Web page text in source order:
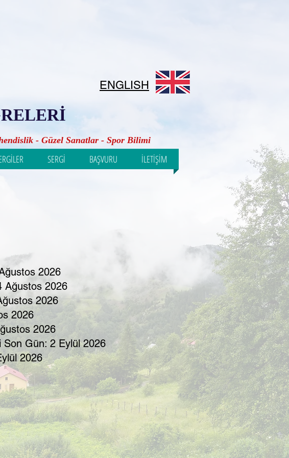
- Güzel Sanatlar - Spor Bilimi
SERGİ BAŞVURU İLETİŞİM
ENGLISH
2026
Ağustos 2026
2026
2026
2026
Son Gün: 2 Eylül 2026
2026